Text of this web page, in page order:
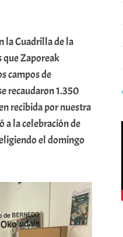
la Cuadrilla de la
que Zaporeak
campos de
recaudaron 1.350
recibida por nuestra
a la celebración de
el domingo